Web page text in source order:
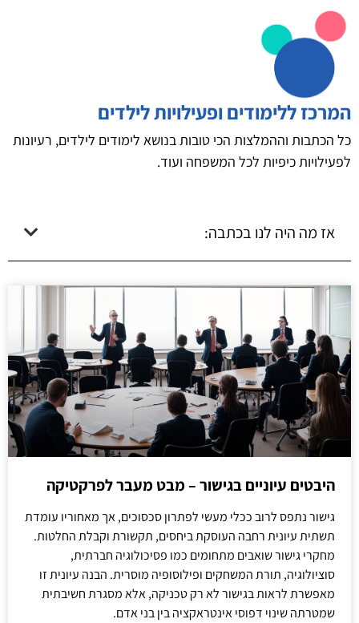
המרכז ללימודים ופעילויות לילדים
כל הכתבות וההמלצות הכי טובות בנושא לימודים לילדים, רעיונות
לפעילויות כיפיות לכל המשפחה ועוד.
אז מה היה לנו בכתבה:
היבטים עיוניים בגישור – מבט מעבר לפרקטיקה
גישור נתפס לרוב ככלי מעשי לפתרון סכסוכים, אך מאחוריו עומדת
תשתית עיונית רחבה העוסקת ביחסים, תקשורת וקבלת החלטות.
מחקרי גישור שואבים מתחומים כמו פסיכולוגיה חברתית,
סוציולוגיה, תורת המשחקים ופילוסופיה מוסרית. הבנה עיונית זו
מאפשרת לראות בגישור לא רק טכניקה, אלא מסגרת חשיבתית
שמטרתה שינוי דפוסי אינטראקציה בין בני אדם.